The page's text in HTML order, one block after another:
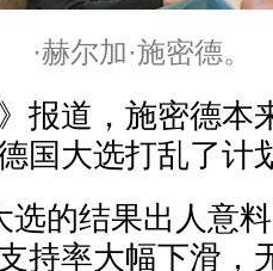
·赫尔加·施密德。
报道，施密德本
国大选打乱了计
选的结果出人意
持率大幅下滑，